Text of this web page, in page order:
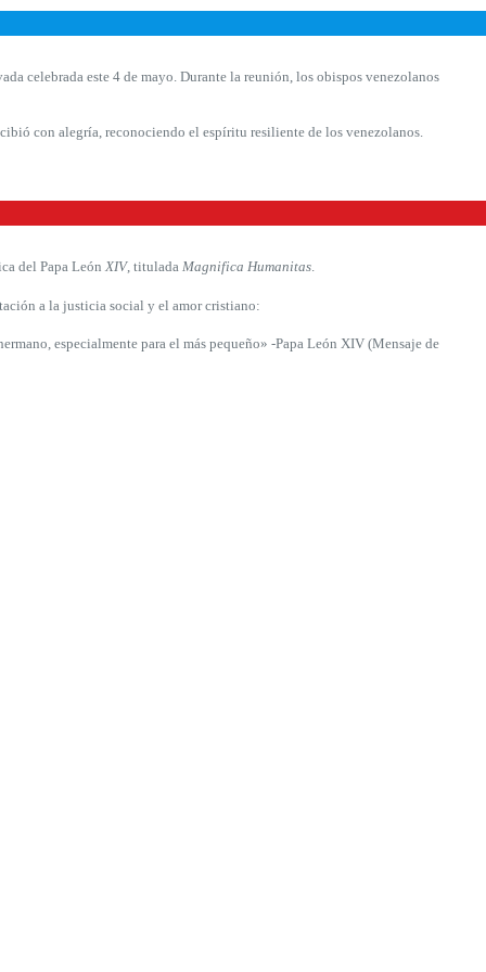
celebrada este 4 de mayo. Durante la reunión, los obispos venezolanos
con alegría, reconociendo el espíritu resiliente de los venezolanos.
del Papa León XIV, titulada Magnifica Humanitas.
a la justicia social y el amor cristiano:
especialmente para el más pequeño» -Papa León XIV (Mensaje de